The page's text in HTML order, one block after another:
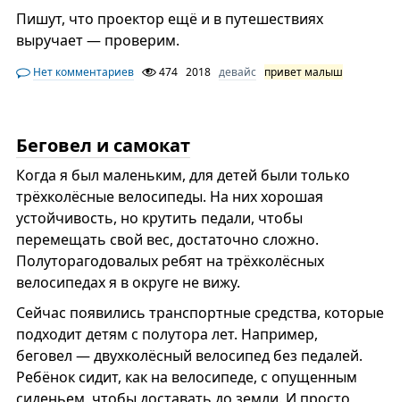
Пишут, что проектор ещё и в путешествиях
выручает — проверим.
Нет комментариев 474 2018 девайс привет малыш
Беговел и самокат
Когда я был маленьким, для детей были только
трёхколёсные велосипеды. На них хорошая
устойчивость, но крутить педали, чтобы
перемещать свой вес, достаточно сложно.
Полуторагодовалых ребят на трёхколёсных
велосипедах я в округе не вижу.
Сейчас появились транспортные средства, которые
подходит детям с полутора лет. Например,
беговел — двухколёсный велосипед без педалей.
Ребёнок сидит, как на велосипеде, с опущенным